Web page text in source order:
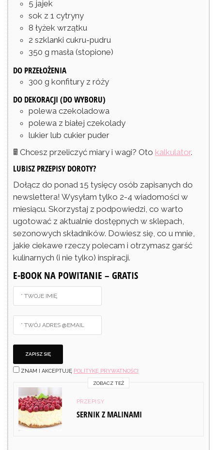
5 jajek
sok z 1 cytryny
8 łyżek wrzątku
2 szklanki cukru-pudru
350 g masła (stopione)
DO PRZEŁOŻENIA
300 g konfitury z róży
DO DEKORACJI (DO WYBORU)
polewa czekoladowa
polewa z białej czekolady
lukier lub cukier puder
🖩 Chcesz przeliczyć miary i wagi? Oto kalkulator.
LUBISZ PRZEPISY DOROTY?
Dołącz do ponad 15 tysięcy osób zapisanych do
newslettera! Wysyłam tylko 2-4 wiadomości w
miesiącu. Skorzystaj z podpowiedzi, co warto
ugotować z aktualnie dostępnych w sklepach,
sezonowych składników. Dowiesz się, co u mnie,
jakie ciekawe rzeczy polecam i otrzymasz garść
kulinarnych (i nie tylko) inspiracji.
E-BOOK NA POWITANIE – GRATIS
ZNAM I AKCEPTUJĘ POLITYKĘ PRYWATNOŚCI
ZOBACZ TEŻ
PRZEPISY
SERNIK Z MALINAMI